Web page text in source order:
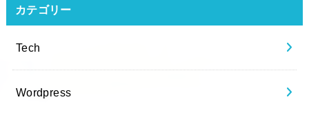
カテゴリー
Tech
Wordpress